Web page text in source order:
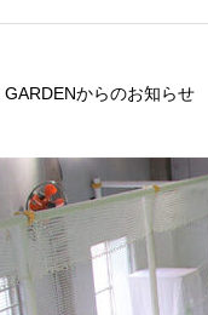
GARDENからのお知らせ